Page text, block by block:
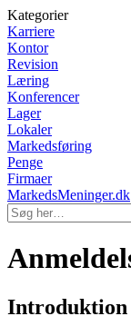
Kategorier
Karriere
Kontor
Revision
Læring
Konferencer
Lager
Lokaler
Markedsføring
Penge
Firmaer
MarkedsMeninger.dk
Introduktion